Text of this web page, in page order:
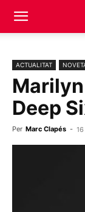
ACTUALITAT
Deep
Per Marc Clapés -